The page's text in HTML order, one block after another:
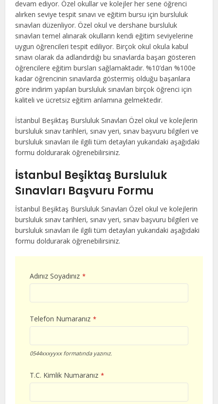
devam ediyor. Özel okullar ve kolejler her sene öğrenci
alırken seviye tespit sınavı ve eğitim bursu için bursluluk
sınavları düzenliyor. Özel okul ve dershane bursluluk
sınavları temel alınarak okulların kendi eğitim seviyelerine
uygun öğrencileri tespit ediliyor. Birçok okul okula kabul
sınavı olarak da adlandırdığı bu sınavlarda başarı gösteren
öğrencilere eğitim bursları sağlamaktadır. %10’dan %100e
kadar öğrencinin sınavlarda göstermiş olduğu başarılara
göre indirim yapılan bursluluk sınavları birçok öğrenci için
kaliteli ve ücretsiz eğitim anlamına gelmektedir.
İstanbul Beşiktaş Bursluluk Sınavları Özel okul ve kolejlerin
bursluluk sınav tarihleri, sınav yeri, sınav başvuru bilgileri ve
bursluluk sınavları ile ilgili tüm detayları yukarıdaki aşağıdaki
formu doldurarak öğrenebilirsiniz.
İstanbul Beşiktaş Bursluluk
Sınavları Başvuru Formu
İstanbul Beşiktaş Bursluluk Sınavları Özel okul ve kolejlerin
bursluluk sınav tarihleri, sınav yeri, sınav başvuru bilgileri ve
bursluluk sınavları ile ilgili tüm detayları yukarıdaki aşağıdaki
formu doldurarak öğrenebilirsiniz.
Adınız Soyadınız *
Telefon Numaranız *
0544xxxyyxx formatında yazınız.
T.C. Kimlik Numaranız *